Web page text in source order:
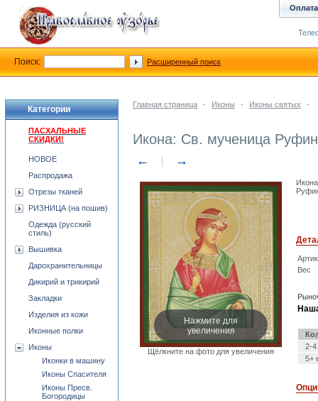
Главная страница - Иконы - Иконы святых -
Икона: Св. мученица
← →
Нажмите для
увеличения
Щёлкните на фото для увеличения
Вес
2-4
5+
Категории
ПАСХАЛЬНЫЕ
СКИДКИ!
НОВОЕ
Распродажа
Отрезы тканей
РИЗНИЦА (на пошив)
Одежда (русский
стиль)
Вышивка
Дарохранительницы
Дикирий и трикирий
Закладки
Изделия из кожи
Иконные полки
Иконы
Иконки в машину
Иконы Спасителя
Иконы Пресв.
Богородицы
Оплата
Поиск: Расширенный поиск